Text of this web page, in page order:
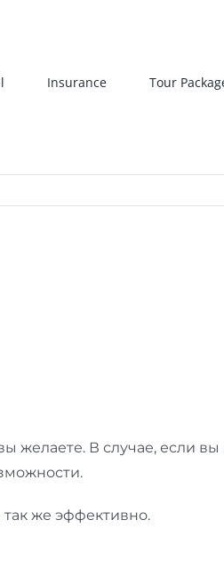
Insurance Tour
желаете. В случае, если
же эффективно.